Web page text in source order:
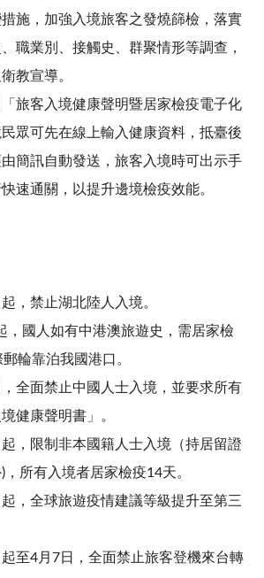
施，加強入境旅客之發燒篩檢，落實
職業別、接觸史、群聚情形等調查，
教宣導。
旅客入境健康聲明暨居家檢疫電子化
眾可先在線上輸入健康資料，抵臺後
簡訊自動發送，旅客入境時可出示手
速通關，以提升邊境檢疫效能。
，禁止湖北陸人入境。
，國人如有中港澳旅遊史，需居家檢
輪靠泊我國港口。
全面禁止中國人士入境，並要求所有
健康聲明書」。
，限制非本國籍人士入境（持居留證
所有入境者居家檢疫14天。
，全球旅遊疫情建議等級提升至第三
至4月7日，全面禁止旅客登機來台轉